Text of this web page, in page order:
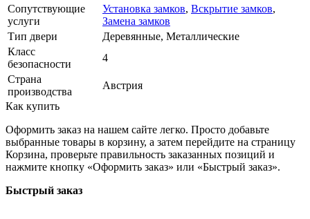
Сопутствующие
услуги
Установка замков, Вскрытие замков,
Замена замков
Тип двери
Деревянные, Металлические
Класс
безопасности
4
Страна
производства
Австрия
Как купить
Оформить заказ на нашем сайте легко. Просто добавьте
выбранные товары в корзину, а затем перейдите на страницу
Корзина, проверьте правильность заказанных позиций и
нажмите кнопку «Оформить заказ» или «Быстрый заказ».
Быстрый заказ